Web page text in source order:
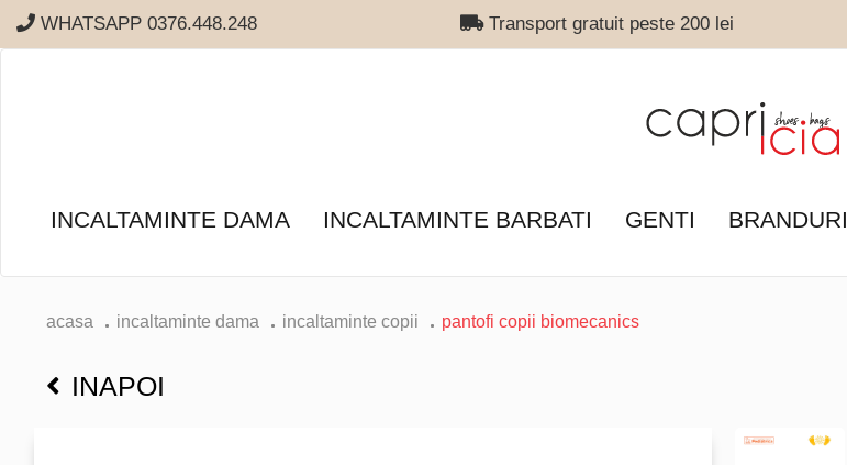
WHATSAPP 0376.448.248 Transport gratuit peste 200 lei
INCALTAMINTE DAMA INCALTAMINTE BARBATI GENTI BRANDURI
acasa incaltaminte dama incaltaminte copii pantofi copii biomecanics
INAPOI